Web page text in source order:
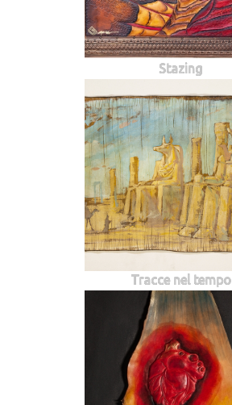
Stazing
Tracce nel tempo